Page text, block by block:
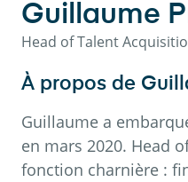
Guillaume
Head of Talent
À propos de
Guillaume a
en mars 2020. Head
fonction charnière :